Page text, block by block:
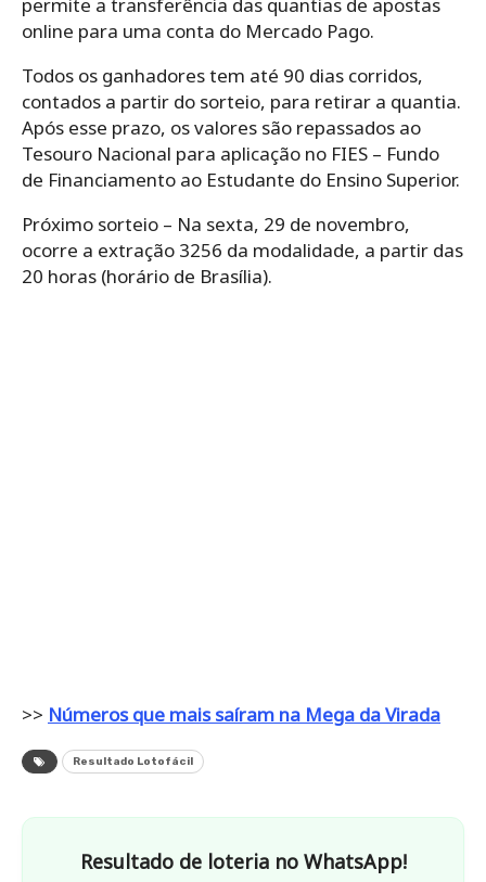
online para uma conta do Mercado Pago.
Todos os ganhadores tem até 90 dias corridos,
contados a partir do sorteio, para retirar a quantia.
Após esse prazo, os valores são repassados ao
Tesouro Nacional para aplicação no FIES – Fundo
de Financiamento ao Estudante do Ensino Superior.
Próximo sorteio – Na sexta, 29 de novembro,
ocorre a extração 3256 da modalidade, a partir das
20 horas (horário de Brasília).
>> Números que mais saíram na Mega da Virada
Resultado Lotofácil
Resultado de loteria no WhatsApp!